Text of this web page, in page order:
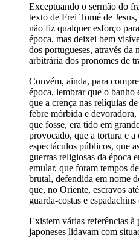
Exceptuando o sermão do
texto de Frei Tomé de
não fiz qualquer esforço
época, mas deixei bem
dos portugueses, através da
arbitrária dos pronomes de
Convém, ainda, para
época, lembrar que o banho
que a crença nas relíquias
febre mórbida e
que fosse, era tido em
provocado, que a tortura e a
espectáculos públicos, que
guerras religiosas da época
emular, que foram tempos
brutal, defendida em nome
que, no Oriente, escravos
guarda-costas e
Existem várias referências à
japoneses lidavam com